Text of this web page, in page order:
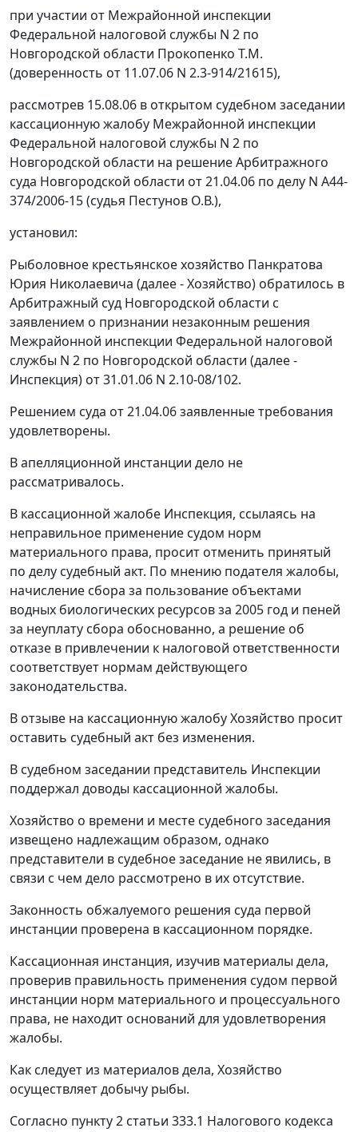
при участии от Межрайонной инспекции
Федеральной налоговой службы N 2 по
Новгородской области Прокопенко Т.М.
(доверенность от 11.07.06 N 2.3-914/21615),
рассмотрев 15.08.06 в открытом судебном заседании
кассационную жалобу Межрайонной инспекции
Федеральной налоговой службы N 2 по
Новгородской области на решение Арбитражного
суда Новгородской области от 21.04.06 по делу N А44-
374/2006-15 (судья Пестунов О.В.),
установил:
Рыболовное крестьянское хозяйство Панкратова
Юрия Николаевича (далее - Хозяйство) обратилось в
Арбитражный суд Новгородской области с
заявлением о признании незаконным решения
Межрайонной инспекции Федеральной налоговой
службы N 2 по Новгородской области (далее -
Инспекция) от 31.01.06 N 2.10-08/102.
Решением суда от 21.04.06 заявленные требования
удовлетворены.
В апелляционной инстанции дело не
рассматривалось.
В кассационной жалобе Инспекция, ссылаясь на
неправильное применение судом норм
материального права, просит отменить принятый
по делу судебный акт. По мнению подателя жалобы,
начисление сбора за пользование объектами
водных биологических ресурсов за 2005 год и пеней
за неуплату сбора обоснованно, а решение об
отказе в привлечении к налоговой ответственности
соответствует нормам действующего
законодательства.
В отзыве на кассационную жалобу Хозяйство просит
оставить судебный акт без изменения.
В судебном заседании представитель Инспекции
поддержал доводы кассационной жалобы.
Хозяйство о времени и месте судебного заседания
извещено надлежащим образом, однако
представители в судебное заседание не явились, в
связи с чем дело рассмотрено в их отсутствие.
Законность обжалуемого решения суда первой
инстанции проверена в кассационном порядке.
Кассационная инстанция, изучив материалы дела,
проверив правильность применения судом первой
инстанции норм материального и процессуального
права, не находит оснований для удовлетворения
жалобы.
Как следует из материалов дела, Хозяйство
осуществляет добычу рыбы.
Согласно пункту 2 статьи 333.1 Налогового кодекса